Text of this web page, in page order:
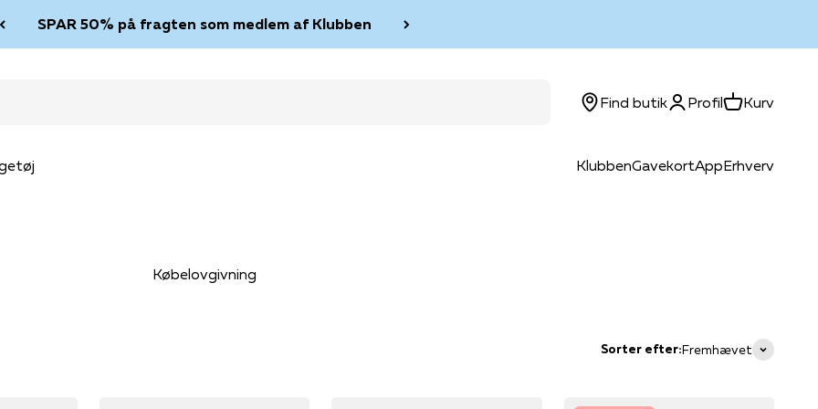
SPAR 50% på fragten som medlem af Klubben
KlubbenGavekortAppErhverv
Find butikLog ind
ProfilKurvKurv
Købelovgivning
Sorter efter:Fremhævet